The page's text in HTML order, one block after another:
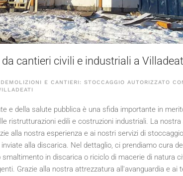
cantieri civili e industriali a
E CANTIERI: STOCCAGGIO AUTORIZZATO
e della salute pubblica è una sfida importante in
ristrutturazioni edili e costruzioni industriali. La
alla nostra esperienza e ai nostri servizi di
alla discarica. Nel dettaglio, ci prendiamo cura
in discarica o riciclo di macerie di natura
Grazie alla nostra attrezzatura all'avanguardia e ai